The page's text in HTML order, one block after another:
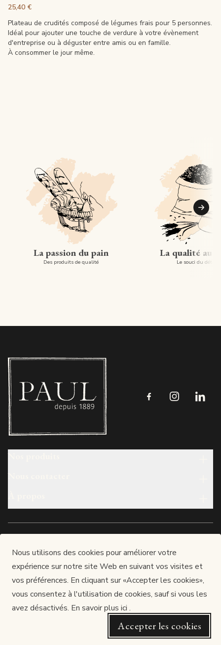
Nous utilisons des cookies pour améliorer votre
expérience sur notre site Web en suivant vos visites et
vos préférences. En cliquant sur «Accepter les cookies»,
vous consentez à l'utilisation de cookies, sauf si vous les
avez désactivés. En savoir plus ici .
Accepter les cookies
25,40 €
Plateau de crudités composé de légumes frais pour 5 personnes.
Idéal pour ajouter une touche de verdure à votre évènement
d'entreprise ou à déguster entre amis ou en famille.
À consommer le jour même.
La passion du pain
Des produits de qualité
La qualité au
Le souci du détail
Boulangerie PAUL - Luxembourg
Made in luxembourg
Siège : 12, rue de l’Industrie, L-3895 FOETZ
RCS Luxembourg : B166577 / TVA : LU25278121
Autorisation d’établissement n° 10023705 / 27
français
Follow us onFollow us on
Follow